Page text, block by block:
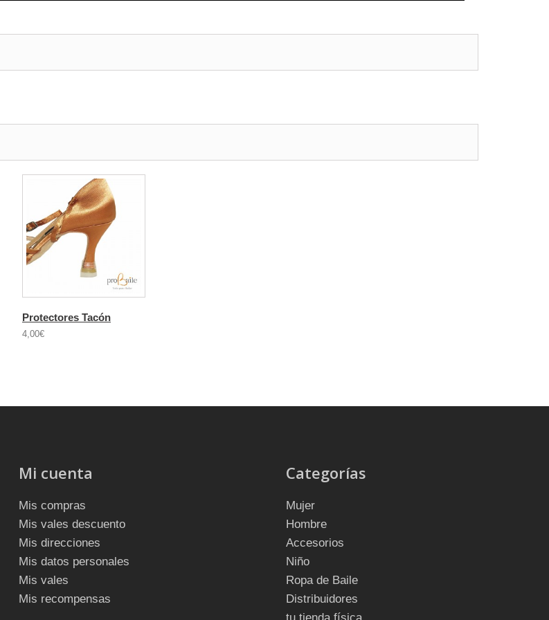
Protectores Tacón
4,00€
Mi cuenta
Mis compras
Mis vales descuento
Mis direcciones
Mis datos personales
Mis vales
Mis recompensas
Categorías
Mujer
Hombre
Accesorios
Niño
Ropa de Baile
Distribuidores